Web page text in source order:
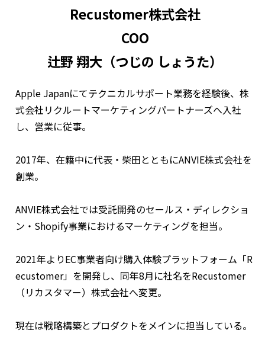
Recustomer株式会社
COO
辻野 翔大（つじの しょうた）
Apple Japanにてテクニカルサポート業務を経験後、株
式会社リクルートマーケティングパートナーズへ入社
し、営業に従事。
2017年、在籍中に代表・柴田とともにANVIE株式会社を
創業。
ANVIE株式会社では受託開発のセールス・ディレクショ
ン・Shopify事業におけるマーケティングを担当。
2021年よりEC事業者向け購入体験プラットフォーム「R
ecustomer」を開発し、同年8月に社名をRecustomer
（リカスタマー）株式会社へ変更。
現在は戦略構築とプロダクトをメインに担当している。